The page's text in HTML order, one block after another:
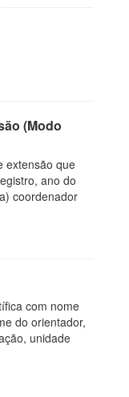
(Modo
extensão que
ano do
coordenador
com nome
do orientador,
unidade